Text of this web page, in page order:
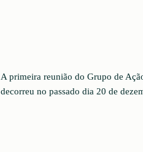
A primeira reunião do Grupo de
decorreu no passado dia 20 de